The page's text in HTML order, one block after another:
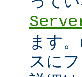
ます
スに